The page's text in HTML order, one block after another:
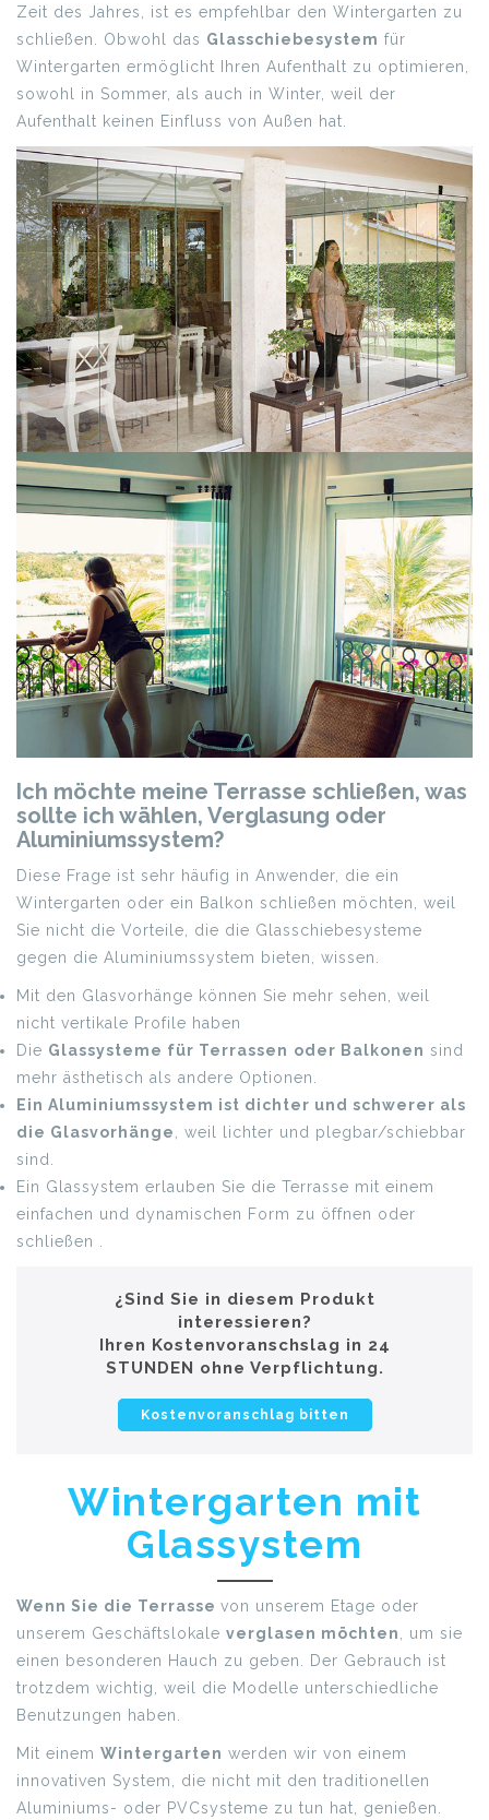
Zeit des Jahres, ist es empfehlbar den Wintergarten zu
schließen. Obwohl das Glasschiebesystem für
Wintergarten ermöglicht Ihren Aufenthalt zu optimieren,
sowohl in Sommer, als auch in Winter, weil der
Aufenthalt keinen Einfluss von Außen hat.
Ich möchte meine Terrasse schließen, was
sollte ich wählen, Verglasung oder
Aluminiumssystem?
Diese Frage ist sehr häufig in Anwender, die ein
Wintergarten oder ein Balkon schließen möchten, weil
Sie nicht die Vorteile, die die Glasschiebesysteme
gegen die Aluminiumssystem bieten, wissen.
Mit den Glasvorhänge können Sie mehr sehen, weil
nicht vertikale Profile haben
Die Glassysteme für Terrassen oder Balkonen sind
mehr ästhetisch als andere Optionen.
Ein Aluminiumssystem ist dichter und schwerer als
die Glasvorhänge
, weil lichter und plegbar/schiebbar
sind.
Ein Glassystem erlauben Sie die Terrasse mit einem
einfachen und dynamischen Form zu öffnen oder
schließen .
¿Sind Sie in diesem Produkt
interessieren?
Ihren Kostenvoranschslag in 24
STUNDEN ohne Verpflichtung.
Kostenvoranschlag bitten
Wintergarten mit
Glassystem
Wenn Sie die Terrasse von unserem Etage oder
unserem Geschäftslokale verglasen möchten
, um sie
einen besonderen Hauch zu geben. Der Gebrauch ist
trotzdem wichtig, weil die Modelle unterschiedliche
Benutzungen haben.
Mit einem Wintergarten werden wir von einem
innovativen System, die nicht mit den traditionellen
Aluminiums- oder PVCsysteme zu tun hat, genießen.